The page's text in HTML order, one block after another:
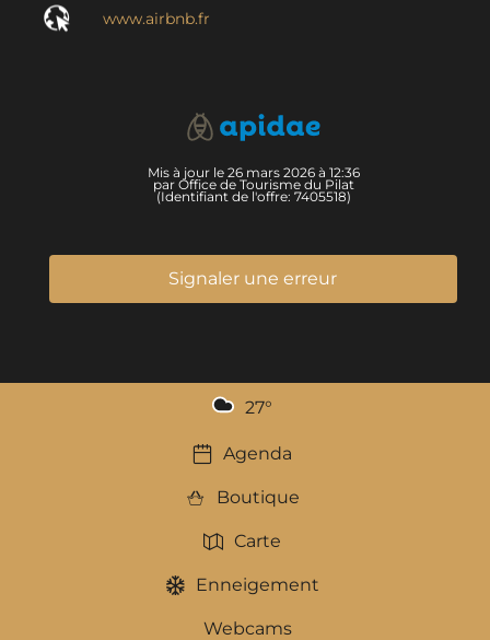
www.airbnb.fr
Mis à jour le 26 mars 2026 à 12:36
par Office de Tourisme du Pilat
(Identifiant de l'offre: 7405518)
Signaler une erreur
27°
Agenda
Boutique
Carte
Enneigement
Webcams